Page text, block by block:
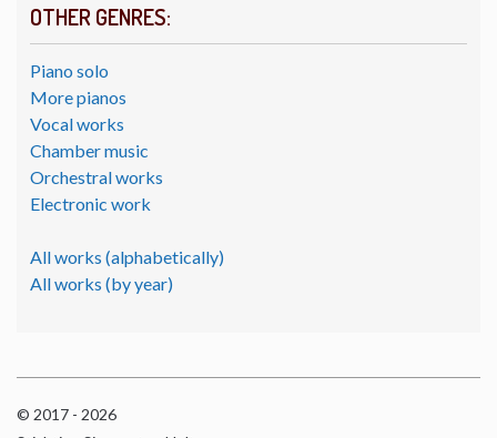
OTHER GENRES:
Piano solo
More pianos
Vocal works
Chamber music
Orchestral works
Electronic work
All works (alphabetically)
All works (by year)
© 2017 - 2026